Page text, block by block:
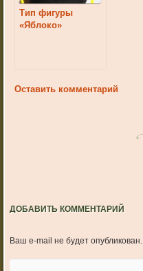
Тип фигуры
«Яблоко»
Оставить комментарий
ДОБАВИТЬ КОММЕНТАРИЙ
Ваш e-mail не будет опубликован.